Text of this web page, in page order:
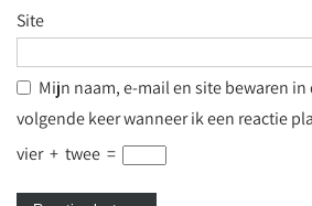
Site
Mijn naam, e-mail en site bewaren
volgende keer wanneer ik een reactie
vier + twee =